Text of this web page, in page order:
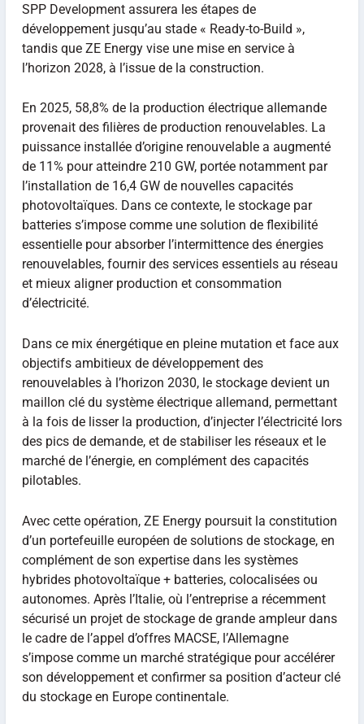
SPP Development assurera les étapes de
développement jusqu’au stade « Ready-to-Build »,
tandis que ZE Energy vise une mise en service à
l’horizon 2028, à l’issue de la construction.
En 2025, 58,8% de la production électrique allemande
provenait des filières de production renouvelables. La
puissance installée d’origine renouvelable a augmenté
de 11% pour atteindre 210 GW, portée notamment par
l’installation de 16,4 GW de nouvelles capacités
photovoltaïques. Dans ce contexte, le stockage par
batteries s’impose comme une solution de flexibilité
essentielle pour absorber l’intermittence des énergies
renouvelables, fournir des services essentiels au réseau
et mieux aligner production et consommation
d’électricité.
Dans ce mix énergétique en pleine mutation et face aux
objectifs ambitieux de développement des
renouvelables à l’horizon 2030, le stockage devient un
maillon clé du système électrique allemand, permettant
à la fois de lisser la production, d’injecter l’électricité lors
des pics de demande, et de stabiliser les réseaux et le
marché de l’énergie, en complément des capacités
pilotables.
Avec cette opération, ZE Energy poursuit la constitution
d’un portefeuille européen de solutions de stockage, en
complément de son expertise dans les systèmes
hybrides photovoltaïque + batteries, colocalisées ou
autonomes. Après l’Italie, où l’entreprise a récemment
sécurisé un projet de stockage de grande ampleur dans
le cadre de l’appel d’offres MACSE, l’Allemagne
s’impose comme un marché stratégique pour accélérer
son développement et confirmer sa position d’acteur clé
du stockage en Europe continentale.